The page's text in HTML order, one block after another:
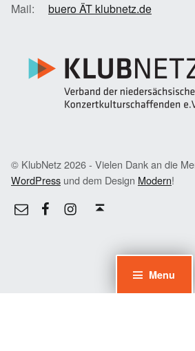
Menu
Mail: buero ÄT klubnetz.de
© KlubNetz 2026 - Vielen Dank an die
WordPress und dem Design Modern!